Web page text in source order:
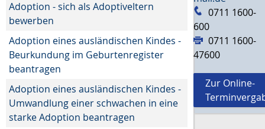
Adoption - sich als Adoptiveltern
bewerben
Adoption eines ausländischen Kindes -
Beurkundung im Geburtenregister
beantragen
Adoption eines ausländischen Kindes -
Umwandlung einer schwachen in eine
starke Adoption beantragen
0711 1600-
600
0711 1600-
47600
Zur Online-